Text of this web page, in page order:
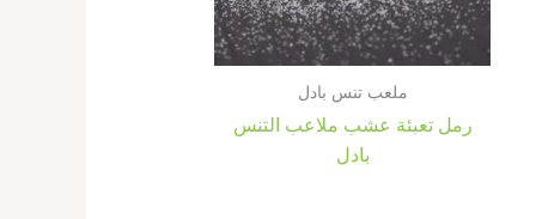
ملعب تنس بادل
رمل تعبئة عشب ملاعب التنس
بادل